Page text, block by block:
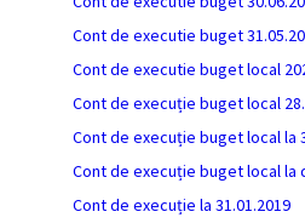
Cont de executie buget
Cont de executie buget local
Cont de execuție buget local
Cont de execuție buget local la
Cont de execuție buget local la
Cont de execuție la 31.01.2019